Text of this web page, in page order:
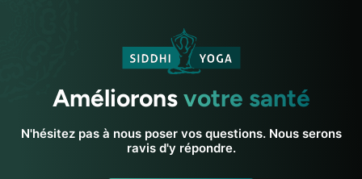
Amélioronsvotre santé
N'hésitez pas à nous poser vos questions. Nous serons
ravis d'y répondre.